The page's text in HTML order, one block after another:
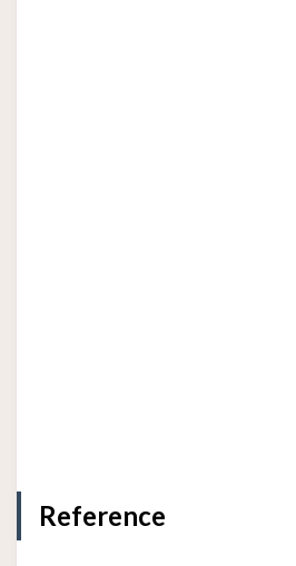
Reference